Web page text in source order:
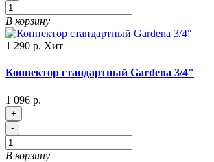
В корзину
1 290 р. Хит
Коннектор стандартный Gardena 3/4"
1 096 р.
+
-
В корзину